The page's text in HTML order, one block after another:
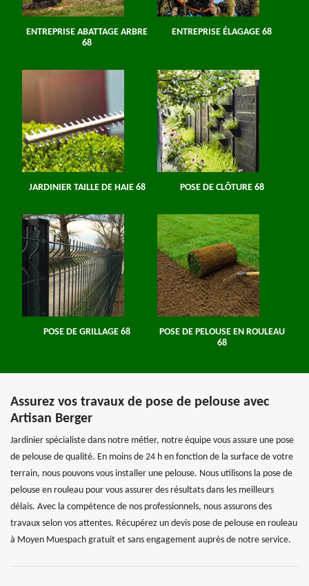
ENTREPRISE ABATTAGE ARBRE
68
ENTREPRISE ÉLAGAGE 68
JARDINIER TAILLE DE HAIE 68 POSE DE CLÔTURE 68
POSE DE GRILLAGE 68
POSE DE PELOUSE EN ROULEAU
68
Assurez vos travaux de pose de pelouse avec
Artisan Berger
Jardinier spécialiste dans notre métier, notre équipe vous assure une pose
de pelouse de qualité. En moins de 24 h en fonction de la surface de votre
terrain, nous pouvons vous installer une pelouse. Nous utilisons la pose de
pelouse en rouleau pour vous assurer des résultats dans les meilleurs
délais. Avec la compétence de nos professionnels, nous assurons des
travaux selon vos attentes. Récupérez un devis pose de pelouse en rouleau
à Moyen Muespach gratuit et sans engagement auprès de notre service.